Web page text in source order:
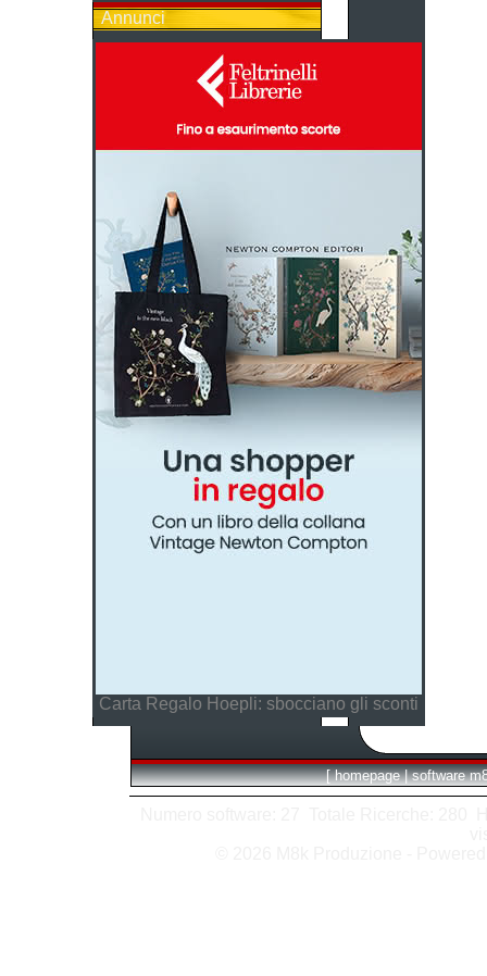
Annunci
Carta Regalo Hoepli: sbocciano gli sconti
[ homepage | software